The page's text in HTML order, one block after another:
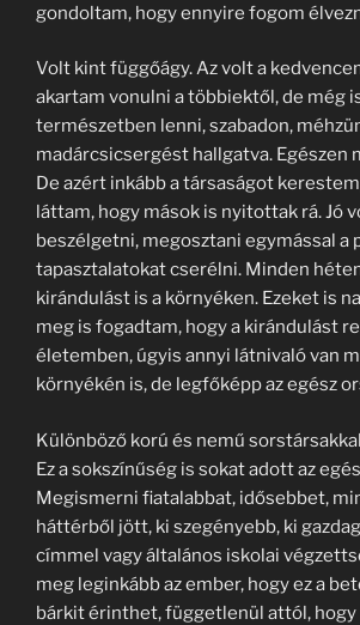
gondoltam, hogy ennyire fogom
Volt kint függőágy. Az volt a
akartam vonulni a többiektől, de még
természetben lenni, szabadon,
madárcsicsergést hallgatva. Egészen
De azért inkább a társaságot
láttam, hogy mások is nyitottak rá. Jó
beszélgetni, megosztani egymással a
tapasztalatokat cserélni. Minden
kirándulást is a környéken. Ezeket is
meg is fogadtam, hogy a kirándulást
életemben, úgyis annyi látnivaló van
környékén is, de legfőképp az egész
Különböző korú és nemű
Ez a sokszínűség is sokat adott az
Megismerni fiatalabbat, idősebbet,
háttérből jött, ki szegényebb, ki
címmel vagy általános iskolai
meg leginkább az ember, hogy ez a
bárkit érinthet, függetlenül attól, hogy